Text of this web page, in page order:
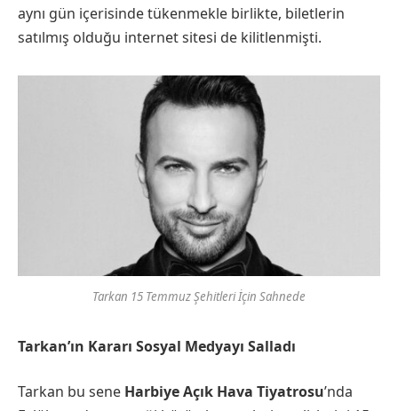
aynı gün içerisinde tükenmekle birlikte, biletlerin
satılmış olduğu internet sitesi de kilitlenmişti.
Tarkan 15 Temmuz Şehitleri İçin Sahnede
Tarkan’ın Kararı Sosyal Medyayı Salladı
Tarkan bu sene Harbiye Açık Hava Tiyatrosu’nda